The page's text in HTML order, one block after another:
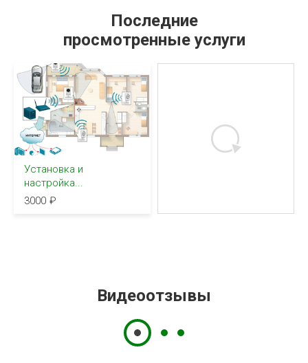
Последние
просмотренные услуги
Установка и
настройка...
3000
Видеоотзывы